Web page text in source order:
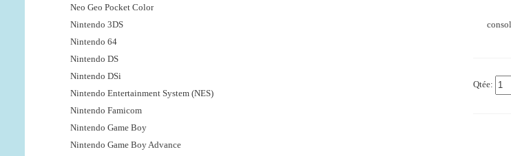
Qtée:
Neo Geo Pocket Color
Nintendo 3DS
Nintendo 64
Nintendo DS
Nintendo DSi
Nintendo Entertainment System (NES)
Nintendo Famicom
Nintendo Game Boy
Nintendo Game Boy Advance